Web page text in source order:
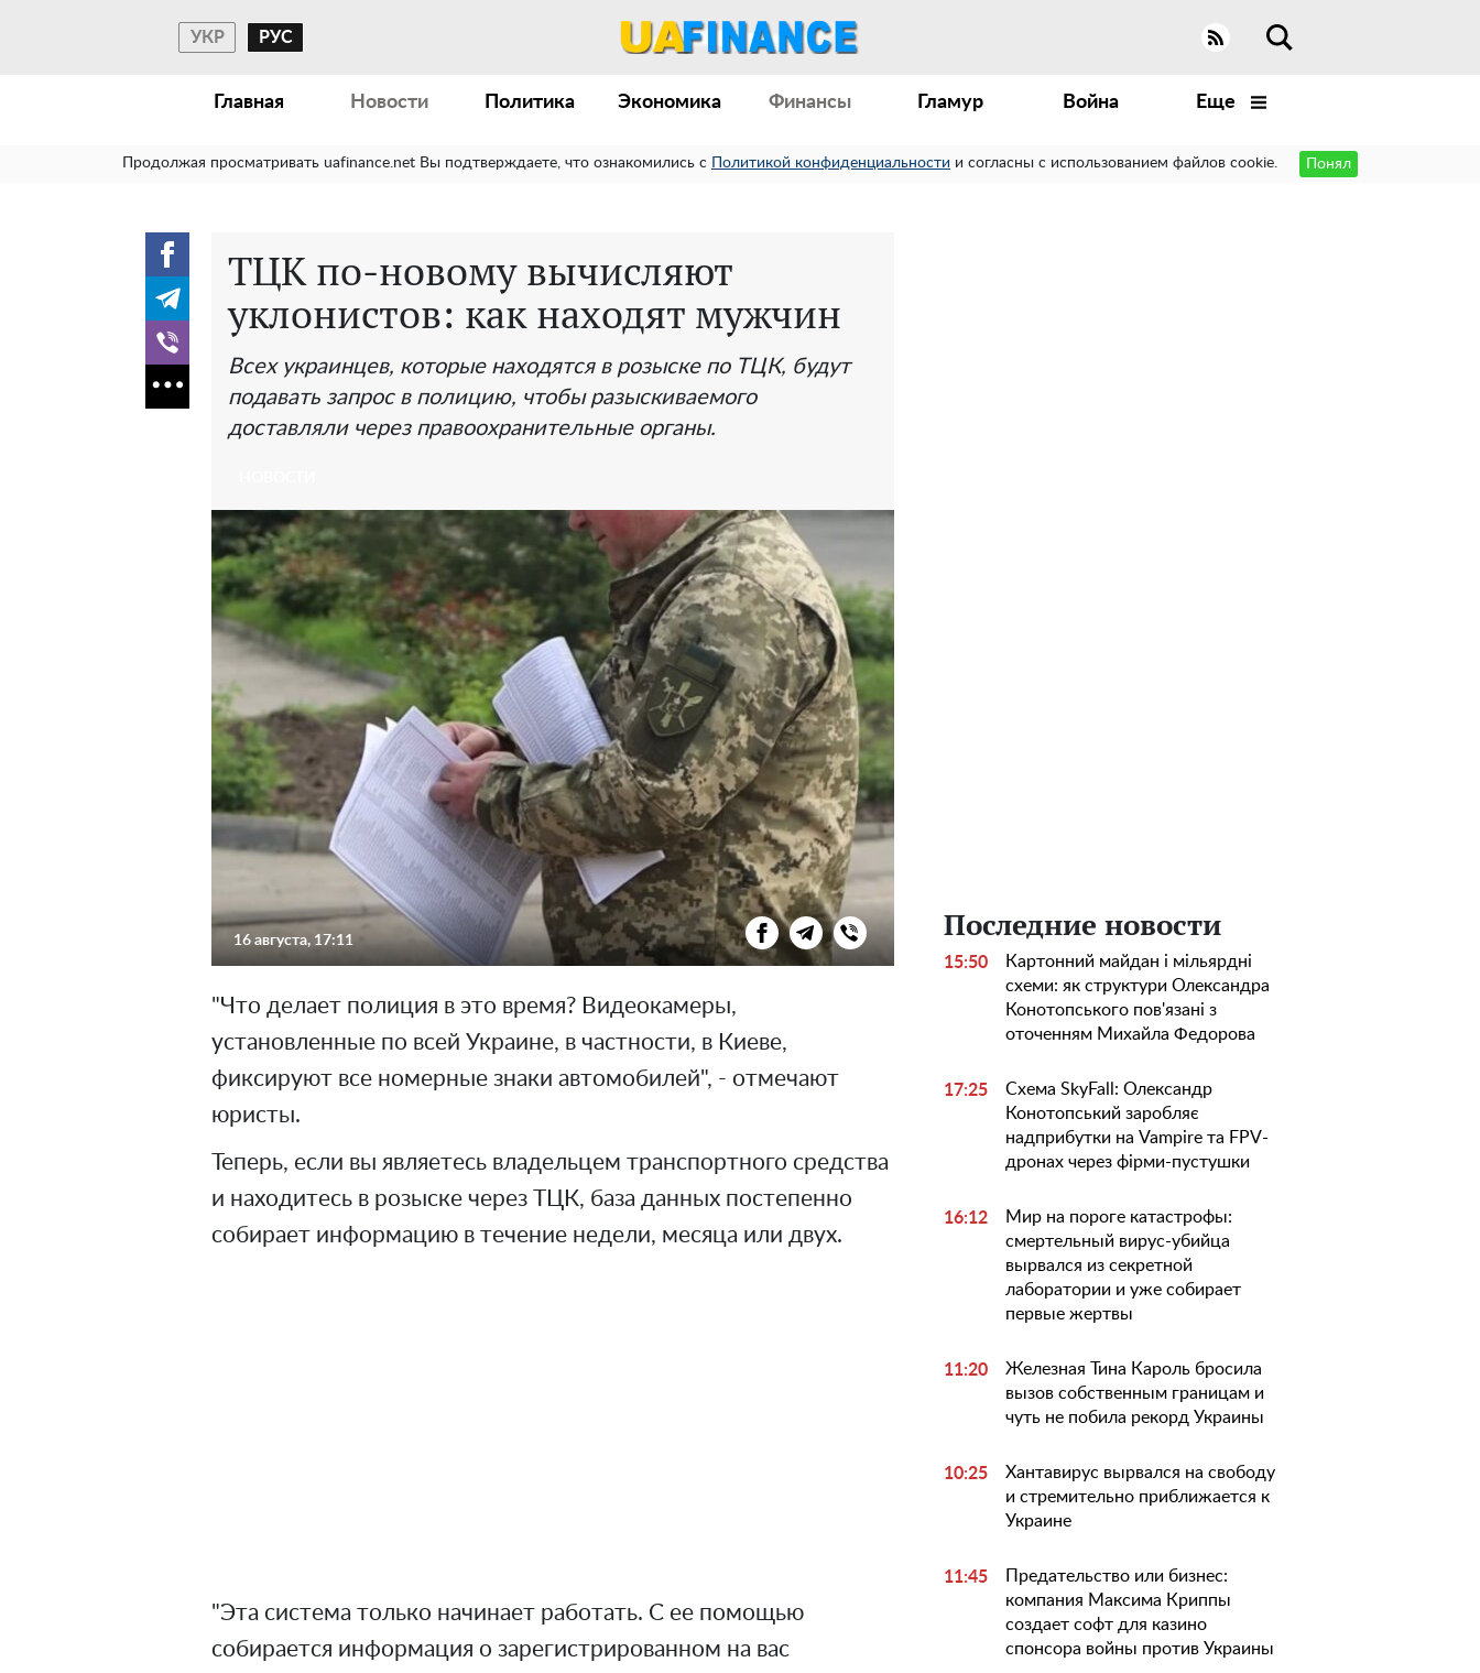
УКР РУС
Главная Новости Политика Экономика Финансы Гламур Война Еще
Продолжая просматривать uafinance.net Вы подтверждаете, что ознакомились с Политикой конфиденциальности и согласны с использованием файлов cookie. Понял
ТЦК по-новому вычисляют
уклонистов: как находят мужчин
Всех украинцев, которые находятся в розыске по ТЦК, будут
подавать запрос в полицию, чтобы разыскиваемого
доставляли через правоохранительные органы.
16 августа, 17:11
"Что делает полиция в это время? Видеокамеры,
установленные по всей Украине, в частности, в Киеве,
фиксируют все номерные знаки автомобилей", - отмечают
юристы.
Теперь, если вы являетесь владельцем транспортного средства
и находитесь в розыске через ТЦК, база данных постепенно
собирает информацию в течение недели, месяца или двух.
"Эта система только начинает работать. С ее помощью
собирается информация о зарегистрированном на вас
Последние новости
15:50
Картонний майдан і мільярдні
схеми: як структури Олександра
Конотопського пов'язані з
оточенням Михайла Федорова
17:25
Схема SkyFall: Олександр
Конотопський заробляє
надприбутки на Vampire та FPV-
дронах через фірми-пустушки
16:12
Мир на пороге катастрофы:
смертельный вирус-убийца
вырвался из секретной
лаборатории и уже собирает
первые жертвы
11:20
Железная Тина Кароль бросила
вызов собственным границам и
чуть не побила рекорд Украины
10:25
Хантавирус вырвался на свободу
и стремительно приближается к
Украине
11:45
Предательство или бизнес:
компания Максима Криппы
создает софт для казино
спонсора войны против Украины